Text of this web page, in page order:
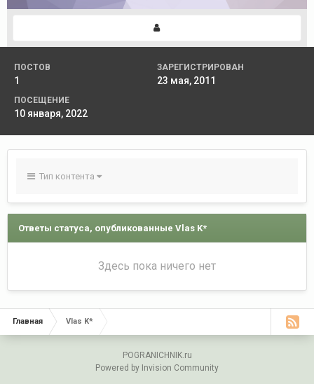
ПОСТОВ
1
ЗАРЕГИСТРИРОВАН
23 мая, 2011
ПОСЕЩЕНИЕ
10 января, 2022
Тип контента
Ответы статуса, опубликованные Vlas K*
Здесь пока ничего нет
Главная Vlas K*
POGRANICHNIK.ru
Powered by Invision Community